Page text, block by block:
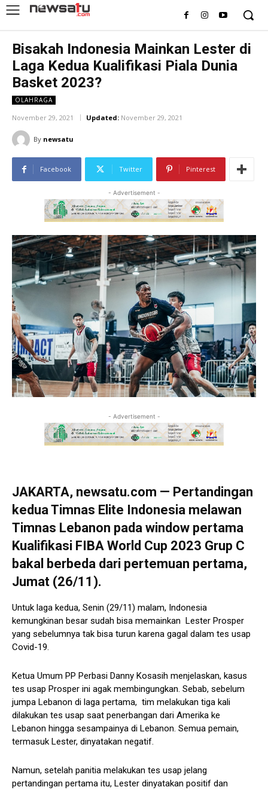
Bisakah Indonesia Mainkan Lester di
Laga Kedua Kualifikasi Piala Dunia
Basket 2023?
OLAHRAGA
November 29, 2021 Updated: November 29, 2021
By newsatu
Facebook Twitter Pinterest
- Advertisement -
- Advertisement -
JAKARTA, newsatu.com — Pertandingan
kedua Timnas Elite Indonesia melawan
Timnas Lebanon pada window pertama
Kualifikasi FIBA World Cup 2023 Grup C
bakal berbeda dari pertemuan pertama,
Jumat (26/11).
Untuk laga kedua, Senin (29/11) malam, Indonesia
kemungkinan besar sudah bisa memainkan Lester Prosper
yang sebelumnya tak bisa turun karena gagal dalam tes usap
Covid-19.
Ketua Umum PP Perbasi Danny Kosasih menjelaskan, kasus
tes usap Prosper ini agak membingungkan. Sebab, sebelum
jumpa Lebanon di laga pertama, tim melakukan tiga kali
dilakukan tes usap saat penerbangan dari Amerika ke
Lebanon hingga sesampainya di Lebanon. Semua pemain,
termasuk Lester, dinyatakan negatif.
Namun, setelah panitia melakukan tes usap jelang
pertandingan pertama itu, Lester dinyatakan positif dan